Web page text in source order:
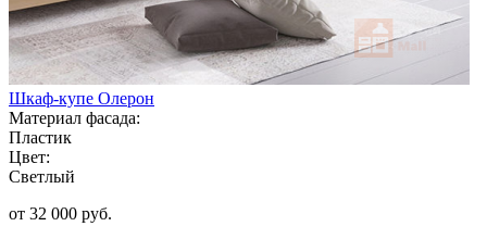
Шкаф-купе Олерон
Материал фасада:
Пластик
Цвет:
Светлый
от 32 000 руб.